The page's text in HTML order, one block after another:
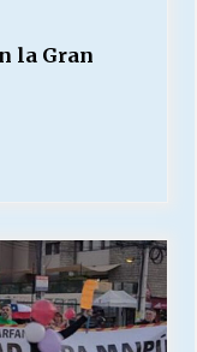
CLIMA
de Maipu.
la Gran